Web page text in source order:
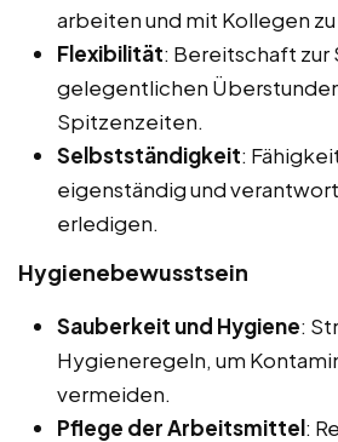
arbeiten und mit Kollegen
Flexibilität: Bereitschaft
gelegentlichen
Spitzenzeiten.
Selbstständigkeit:
eigenständig und
erledigen.
Hygienebewusstsein
Sauberkeit und Hygiene:
Hygieneregeln, um
vermeiden.
Pflege der Arbeitsmittel: